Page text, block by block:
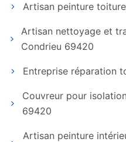
Artisan peinture
Artisan nettoyage et
Condrieu 69420
Entreprise réparation
Couvreur pour
69420
Artisan peinture